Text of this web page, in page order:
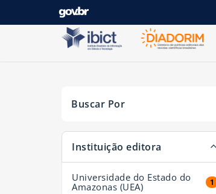
1 - 1resultados de para a busca '
Pular para o conteúdo
Buscar Por
A página será recarregada quando
Instituição editora
Universidade do Estado do
Amazonas (UEA)
1